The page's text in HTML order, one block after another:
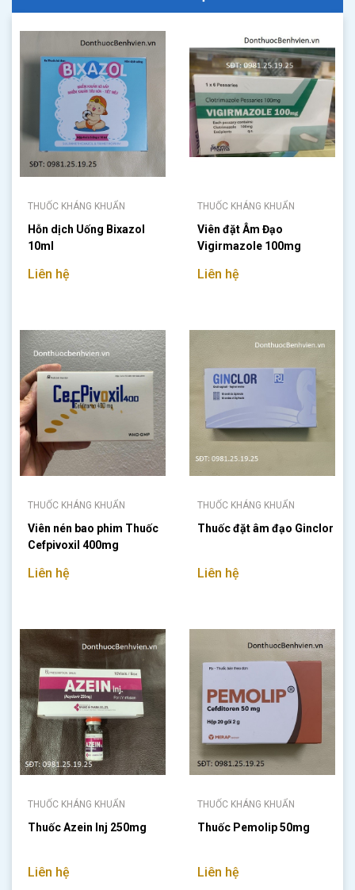
THUỐC KHÁNG KHUẨN
Hỗn dịch Uống Bixazol
10ml
Liên hệ
THUỐC KHÁNG KHUẨN
Viên đặt Âm Đạo
Vigirmazole 100mg
Liên hệ
THUỐC KHÁNG KHUẨN
Viên nén bao phim Thuốc
Cefpivoxil 400mg
Liên hệ
THUỐC KHÁNG KHUẨN
Thuốc đặt âm đạo Ginclor
Liên hệ
THUỐC KHÁNG KHUẨN
Thuốc Azein Inj 250mg
Liên hệ
THUỐC KHÁNG KHUẨN
Thuốc Pemolip 50mg
Liên hệ